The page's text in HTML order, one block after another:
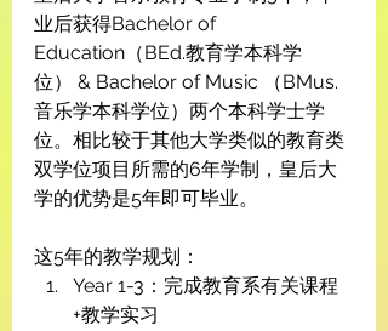
业后获得Bachelor of
Education（BEd.教育学本科学
位） & Bachelor of Music （BMus.
音乐学本科学位）两个本科学士学
位。相比较于其他大学类似的教育类
双学位项目所需的6年学制，皇后大
学的优势是5年即可毕业。
这5年的教学规划：
Year 1-3：完成教育系有关课程
+教学实习